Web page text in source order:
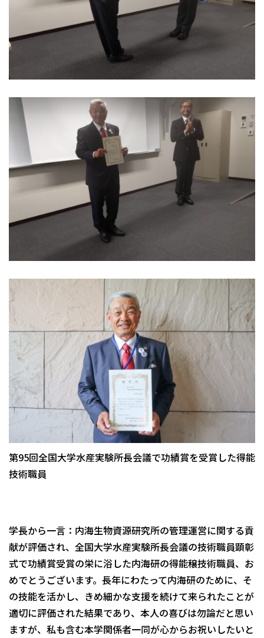
第95回全国大学水産実験所長会議で功績賞を受賞した得能
技術職員
学長から一言：内海生物資源研究所の管理運営に関する貢
献が評価され、全国大学水産実験所長会議の技術職員顕彰
式で功績賞受賞の栄に浴した内海研の得能穣技術職員、お
めでとうございます。長年にわたって内海研のために、そ
の技能を活かし、きめ細かな支援を続けて来られたことが
適切に評価された結果であり、本人の喜びは勿論だと思い
ますが、私も含む本学関係者一同が心からお祝いしたいと